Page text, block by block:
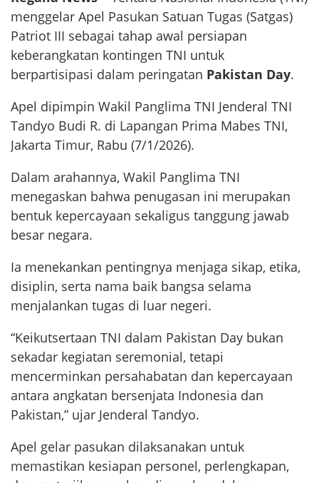
menggelar Apel Pasukan Satuan Tugas (Satgas)
Patriot III sebagai tahap awal persiapan
keberangkatan kontingen TNI untuk
berpartisipasi dalam peringatan Pakistan Day.
Apel dipimpin Wakil Panglima TNI Jenderal TNI
Tandyo Budi R. di Lapangan Prima Mabes TNI,
Jakarta Timur, Rabu (7/1/2026).
Dalam arahannya, Wakil Panglima TNI
menegaskan bahwa penugasan ini merupakan
bentuk kepercayaan sekaligus tanggung jawab
besar negara.
Ia menekankan pentingnya menjaga sikap, etika,
disiplin, serta nama baik bangsa selama
menjalankan tugas di luar negeri.
“Keikutsertaan TNI dalam Pakistan Day bukan
sekadar kegiatan seremonial, tetapi
mencerminkan persahabatan dan kepercayaan
antara angkatan bersenjata Indonesia dan
Pakistan,” ujar Jenderal Tandyo.
Apel gelar pasukan dilaksanakan untuk
memastikan kesiapan personel, perlengkapan,